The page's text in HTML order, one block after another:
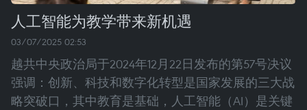
人工智能为教学带来新机遇
03/07/2025 02:53
越共中央政治局于2024年12月22日发布的第57号决议
强调：创新、科技和数字化转型是国家发展的三大战
略突破口，其中教育是基础，人工智能（AI）是关键